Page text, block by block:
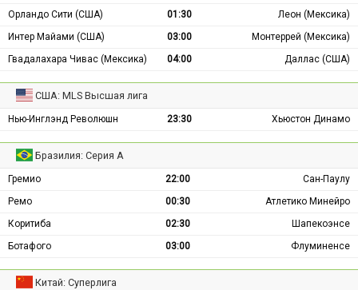
Орландо Сити (США)
01:30
Леон (Мексика)
Интер Майами (США)
03:00
Монтеррей (Мексика)
Гвадалахара Чивас (Мексика)
04:00 Даллас (США)
США: MLS Высшая лига
Нью-Инглэнд Революшн 23:30 Хьюстон Динамо
Бразилия: Серия А
Гремио 22:00
Сан-Паулу
Ремо
00:30
Атлетико Минейро
Коритиба
02:30
Шапекоэнсе
Ботафого
03:00 Флуминенсе
Китай: Суперлига